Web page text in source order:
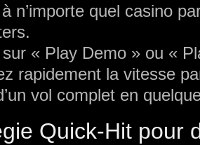
n’importe quel casino
« Play Demo » ou «
rapidement la vitesse
vol complet en
Quick‑Hit pour